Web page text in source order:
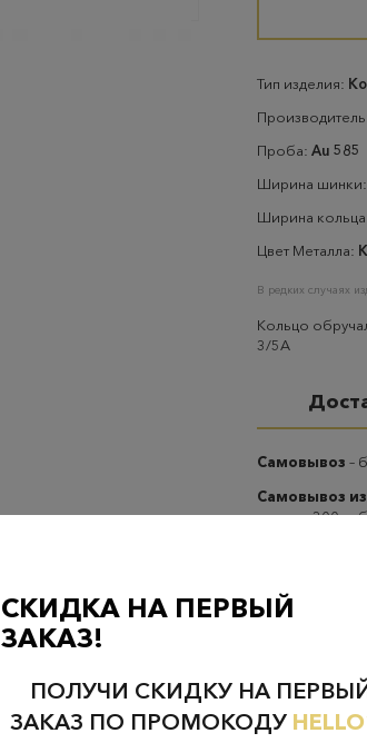
Тип изделия:
Проба: Au 585
Ширина шинки:
Ширина
Цвет Металла:
В редких случаях
Кольцо
3/5А
Самовывоз –
Самовывоз
случаях 300
Курьерская
СКИДКА НА ПЕРВЫЙ
ЗАКАЗ!
ПОЛУЧИ СКИДКУ НА
ЗАКАЗ ПО ПРОМОКОДУ